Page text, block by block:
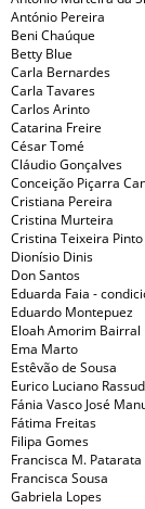
António Pereira
Beni Chaúque
Betty Blue
Carla Bernardes
Carla Tavares
Carlos Arinto
Catarina Freire
César Tomé
Cláudio Gonçalves
Conceição Piçarra
Cristiana Pereira
Cristina Murteira
Cristina Teixeira Pinto
Dionísio Dinis
Don Santos
Eduarda Faia -
Eduardo Montepuez
Eloah Amorim Bairral
Ema Marto
Estêvão de Sousa
Eurico Luciano
Fánia Vasco José
Fátima Freitas
Filipa Gomes
Francisca M.
Francisca Sousa
Gabriela Lopes